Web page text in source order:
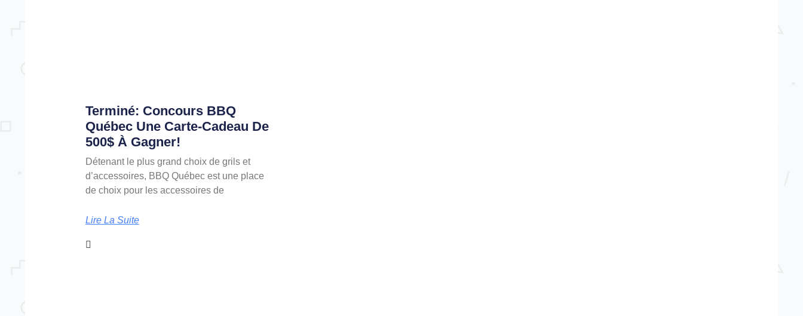
Terminé: Concours BBQ
Québec Une Carte-Cadeau De
500$ À Gagner!
Détenant le plus grand choix de grils et
d’accessoires, BBQ Québec est une place
de choix pour les accessoires de
Lire La Suite